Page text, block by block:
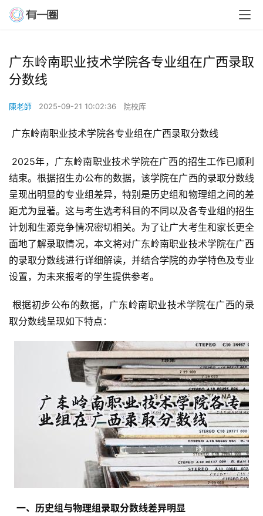
广东岭南职业技术学院各专业组在广西录取
分数线
陳老師 2025-09-21 10:02:36 院校库
广东岭南职业技术学院各专业组在广西录取分数线
结束。根据招生办公布的数据，该学院在广西的录取分数线
呈现出明显的专业组差异，特别是历史组和物理组之间的差
距尤为显著。这与考生选考科目的不同以及各专业组的招生
计划和生源竞争情况密切相关。为了让广大考生和家长更全
面地了解录取情况，本文将对广东岭南职业技术学院在广西
的录取分数线进行详细解读，并结合学院的办学特色及专业
设置，为未来报考的学生提供参考。
取分数线呈现如下特点：
  一、历史组与物理组录取分数线差异明显